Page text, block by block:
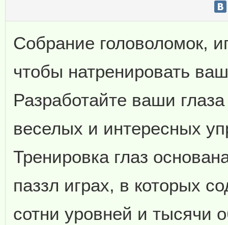
Собрание головоломок,
чтобы натренировать
Разработайте ваши
веселых и интересных
Тренировка глаз
паззл играх, в которых
сотни уровней и тысячи